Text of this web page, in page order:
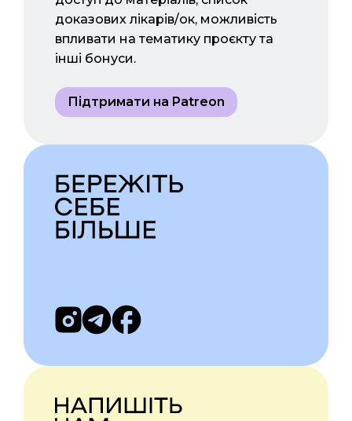
доказових лікарів/ок, можливість
впливати на тематику проєкту та
інші бонуси.
Підтримати на Patreon